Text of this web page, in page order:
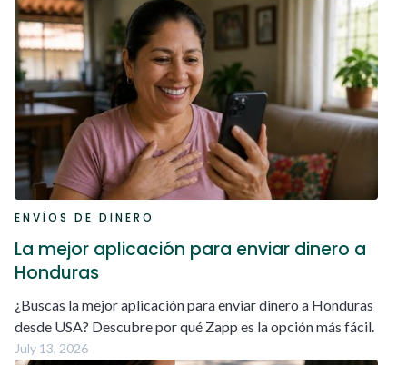
ENVÍOS DE DINERO
La mejor aplicación para enviar dinero a
Honduras
¿Buscas la mejor aplicación para enviar dinero a Honduras
desde USA? Descubre por qué Zapp es la opción más fácil.
July 13, 2026